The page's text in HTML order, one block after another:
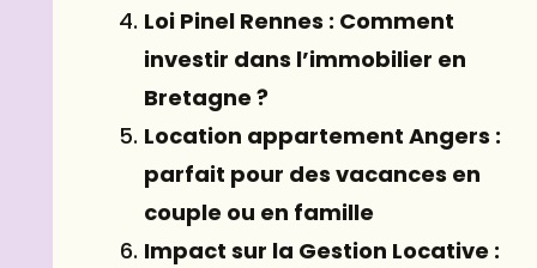
Loi Pinel Rennes : Comment
investir dans l’immobilier en
Bretagne ?
Location appartement Angers :
parfait pour des vacances en
couple ou en famille
Impact sur la Gestion Locative :